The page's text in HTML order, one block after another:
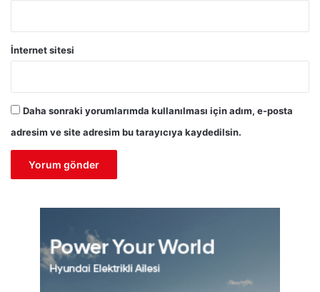
İnternet sitesi
Daha sonraki yorumlarımda kullanılması için adım, e-posta
adresim ve site adresim bu tarayıcıya kaydedilsin.